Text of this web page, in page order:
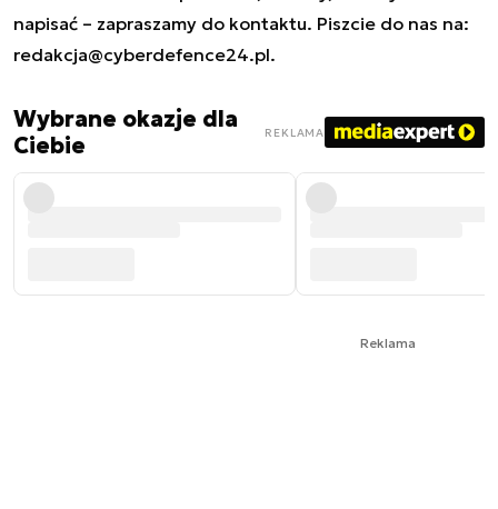
napisać – zapraszamy do kontaktu. Piszcie do nas na:
redakcja@cyberdefence24.pl.
Wybrane okazje dla
Ciebie
REKLAMA
Reklama